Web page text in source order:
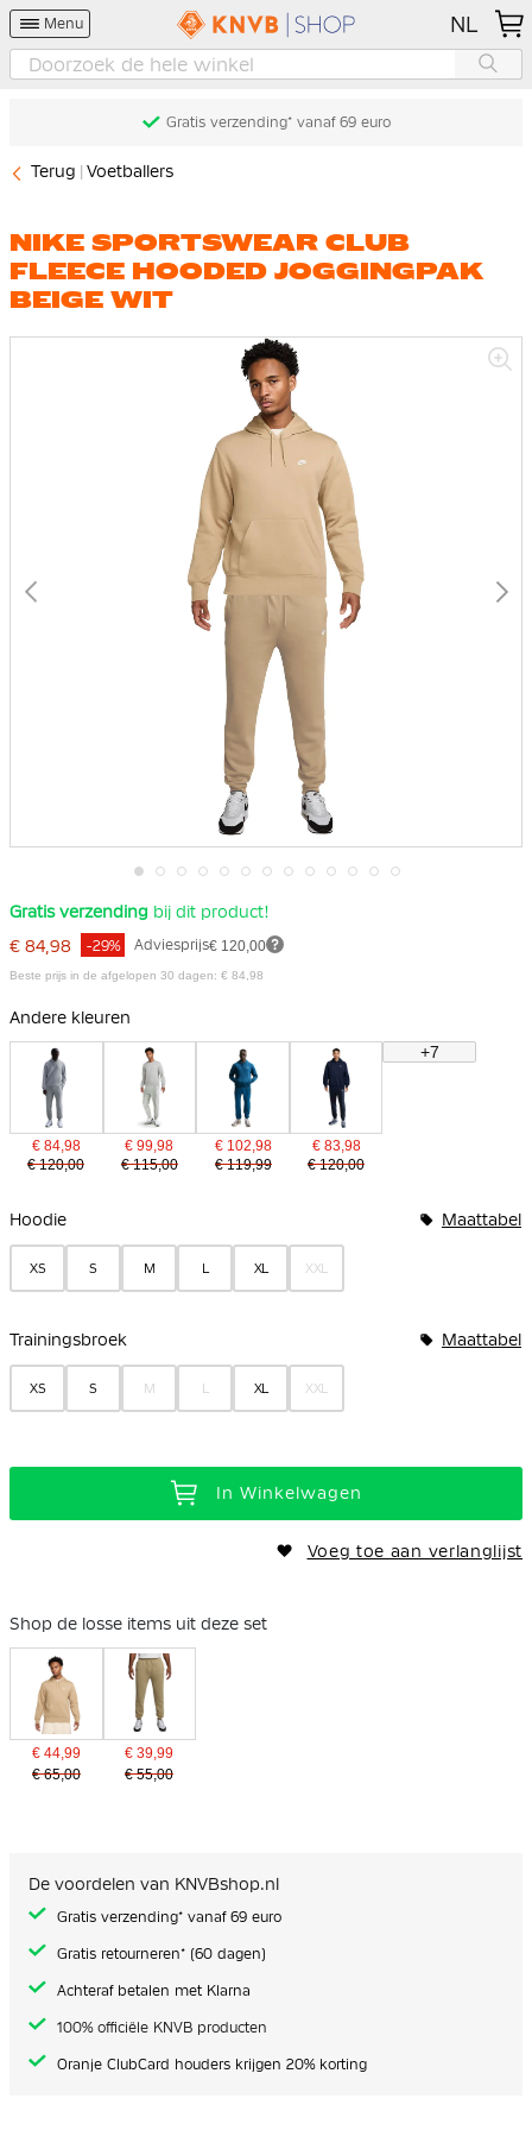
Menu NL
Gratis verzending* vanaf 69 euro
Terug Voetballers
NIKE SPORTSWEAR CLUB
FLEECE HOODED JOGGINGPAK
BEIGE WIT
naar
begin
van
gallerij
Gratis verzending bij dit product!
€ 84,98
Adviesprijs€ 120,00
-29%
Beste prijs in de afgelopen 30 dagen: € 84,98
Andere kleuren
€ 84,98
€ 120,00
€ 99,98
€ 115,00
€ 102,98
€ 119,99
€ 83,98
€ 120,00
+7
Hoodie Maattabel
XS S M L XL XXL
Trainingsbroek Maattabel
XS S M L XL XXL
In Winkelwagen
Voeg toe aan verlanglijst
Shop de losse items uit deze set
€ 44,99
€ 65,00
€ 39,99
€ 55,00
De voordelen van KNVBshop.nl
Gratis verzending* vanaf 69 euro
Gratis retourneren* (60 dagen)
Achteraf betalen met Klarna
100% officiële KNVB producten
Oranje ClubCard houders krijgen 20% korting